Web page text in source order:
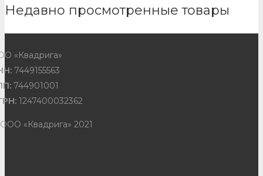
Недавно просмотренные товары
«Квадрига»
7449155563
744901001
1247400032362
«Квадрига» 2021